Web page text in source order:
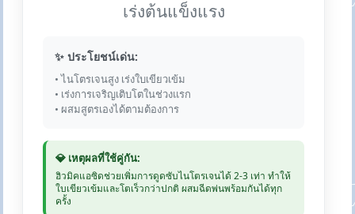
เร่งต้นแข็งแรง
✨ ประโยชน์เด่น:
• ไนโตรเจนสูง เร่งใบเขียวเข้ม
• เร่งการเจริญเติบโตในช่วงแรก
• ผสมสูตรเองได้ตามต้องการ
💎 เหตุผลที่ใช้คู่กัน:
ฮิวมิคแอซิดช่วยเพิ่มการดูดซับไนโตรเจนได้ 2-3 เท่า ทำให้
ใบเขียวเข้มและโตเร็วกว่าปกติ ผสมฉีดพ่นพร้อมกันได้ทุก
ครั้ง